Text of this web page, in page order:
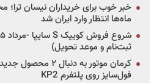
خبر خوب برای خریداران نیسان
ماه‌ها انتظار وارد ایران شد
ثبت‌نام و موعد تحویل)
فول‌سایز روی پلتفرم KP2